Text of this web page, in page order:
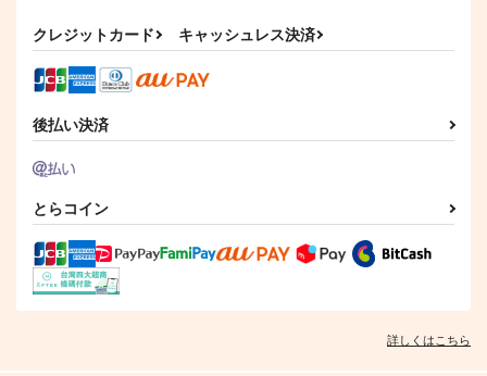
クレジットカード キャッシュレス決済
後払い決済
とらコイン
詳しくはこちら